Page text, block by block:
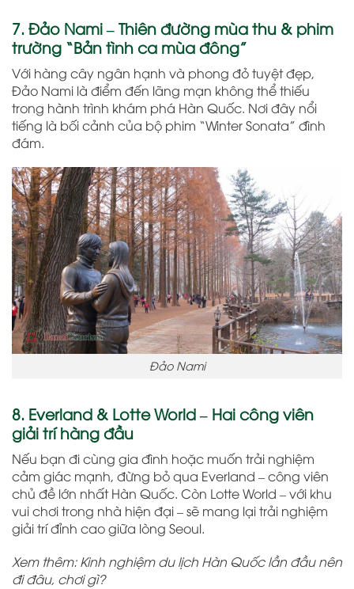
7. Đảo Nami – Thiên đường mùa thu & phim
trường “Bản tình ca mùa đông”
Với hàng cây ngân hạnh và phong đỏ tuyệt đẹp,
Đảo Nami là điểm đến lãng mạn không thể thiếu
trong hành trình khám phá Hàn Quốc. Nơi đây nổi
tiếng là bối cảnh của bộ phim “Winter Sonata” đình
đám.
Đảo Nami
8. Everland & Lotte World – Hai công viên
giải trí hàng đầu
Nếu bạn đi cùng gia đình hoặc muốn trải nghiệm
cảm giác mạnh, đừng bỏ qua Everland – công viên
chủ đề lớn nhất Hàn Quốc. Còn Lotte World – với khu
vui chơi trong nhà hiện đại – sẽ mang lại trải nghiệm
giải trí đỉnh cao giữa lòng Seoul.
Xem thêm: Kinh nghiệm du lịch Hàn Quốc lần đầu nên
đi đâu, chơi gì?